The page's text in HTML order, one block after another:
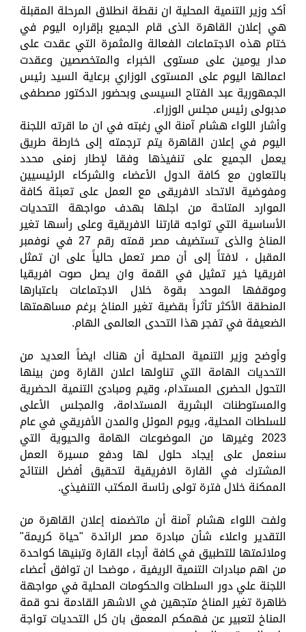
أكد وزير التنمية المحلية ان نقطة انطلاق المرحلة المقبلة
هي إعلان القاهرة الذى قام الجميع بإقراره اليوم في
ختام هذه الاجتماعات الفعالة والمثمرة التي عقدت على
مدار يومين على مستوى الخبراء والمتخصصين وعقدت
اعمالها اليوم على المستوى الوزاري برعاية السيد رئيس
الجمهورية عبد الفتاح السيسى وبحضور الدكتور مصطفى
مدبولى رئيس مجلس الوزراء.
وأشار اللواء هشام آمنة الي رغبته في ان ما اقرته اللجنة
اليوم في إعلان القاهرة يتم ترجمته إلى خارطة طريق
يعمل الجميع على تنفيذها وفقا لإطار زمنى محدد
بالتعاون مع كافة الدول الأعضاء والشركاء الرئيسيين
ومفوضية الاتحاد الافريقى مع العمل على تعبئة كافة
الموارد المتاحة من اجلها بهدف مواجهة التحديات
الأساسية التي تواجه قارتنا الافريقية وعلى رأسها تغير
المناخ والذى تستضيف مصر قمته رقم 27 في نوفمبر
المقبل ، لافتاً إلى أن مصر تعمل حالياً على ان تمثل
افريقيا خير تمثيل في القمة وان يصل صوت افريقيا
وموقفها الموحد بقوة خلال الاجتماعات باعتبارها
المنطقة الأكثر تأثراً بقضية تغير المناخ برغم مساهمتها
الضعيفة في تفجر هذا التحدى العالمى الهام.
وأوضح وزير التنمية المحلية أن هناك ايضاً العديد من
التحديات الهامة التي تناولها اعلان القارة ومن بينها
التحول الحضرى المستدام، وقيم ومبادئ التنمية الحضرية
والمستوطنات البشرية المستدامة، والمجلس الأعلى
للسلطات المحلية، ويوم الموئل والمدن الأفريقي في عام
2023 وغيرها من الموضوعات الهامة والحيوية التي
سنعمل على إيجاد حلول لها ودفع مسيرة العمل
المشترك في القارة الافريقية لتحقيق أفضل النتائج
الممكنة خلال فترة تولى رئاسة المكتب التنفيذي.
ولفت اللواء هشام آمنة أن ماتضمنه إعلان القاهرة من
التقدير واعلاء شأن مبادرة مصر الرائدة "حياة كريمة"
وملائمتها للتطبيق في كافة أرجاء القارة وتبنيها كواحدة
من اهم مبادرات التنمية الريفية ، موضحا ان توافق أعضاء
اللجنة علي دور السلطات والحكومات المحلية في مواجهة
ظاهرة تغير المناخ متجهين في الاشهر القادمة نحو قمة
المناخ لتعبير عن فهمكم المعمق بان كل التحديات تواجة